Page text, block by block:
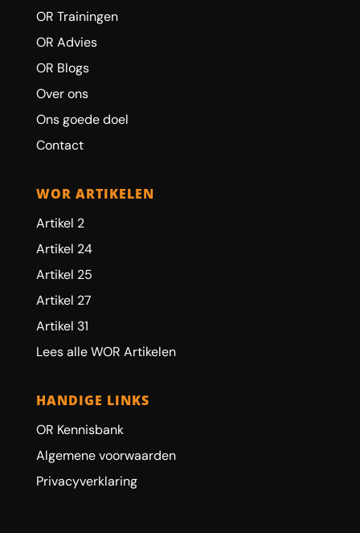
OR Trainingen
OR Advies
OR Blogs
Over ons
Ons goede doel
Contact
WOR ARTIKELEN
Artikel 2
Artikel 24
Artikel 25
Artikel 27
Artikel 31
Lees alle WOR Artikelen
HANDIGE LINKS
OR Kennisbank
Algemene voorwaarden
Privacyverklaring